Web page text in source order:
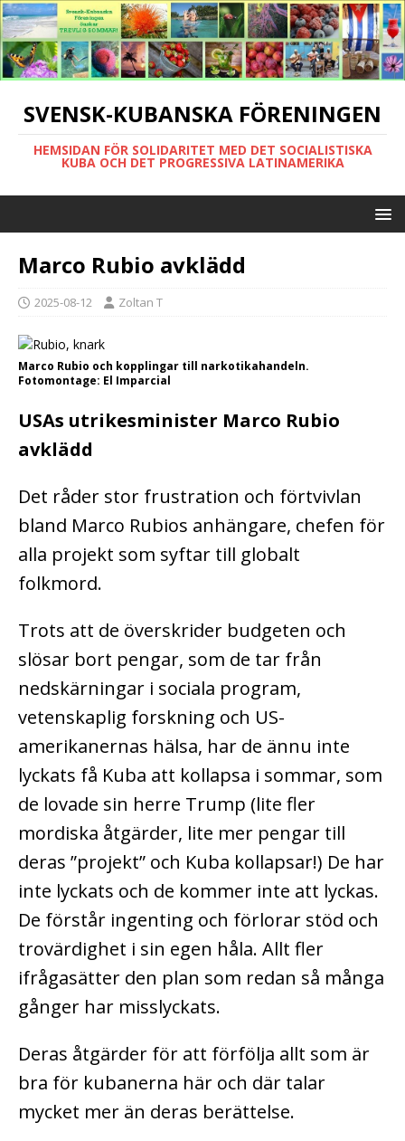
SVENSK-KUBANSKA FÖRENINGEN
HEMSIDAN FÖR SOLIDARITET MED DET SOCIALISTISKA
KUBA OCH DET PROGRESSIVA LATINAMERIKA
Marco Rubio avklädd
2025-08-12 Zoltan T
Marco Rubio och kopplingar till narkotikahandeln.
Fotomontage: El Imparcial
USAs utrikesminister Marco Rubio
avklädd
Det råder stor frustration och förtvivlan
bland Marco Rubios anhängare, chefen för
alla projekt som syftar till globalt
folkmord.
Trots att de överskrider budgeten och
slösar bort pengar, som de tar från
nedskärningar i sociala program,
vetenskaplig forskning och US-
amerikanernas hälsa, har de ännu inte
lyckats få Kuba att kollapsa i sommar, som
de lovade sin herre Trump (lite fler
mordiska åtgärder, lite mer pengar till
deras ”projekt” och Kuba kollapsar!) De har
inte lyckats och de kommer inte att lyckas.
De förstår ingenting och förlorar stöd och
trovärdighet i sin egen håla. Allt fler
ifrågasätter den plan som redan så många
gånger har misslyckats.
Deras åtgärder för att förfölja allt som är
bra för kubanerna här och där talar
mycket mer än deras berättelse.